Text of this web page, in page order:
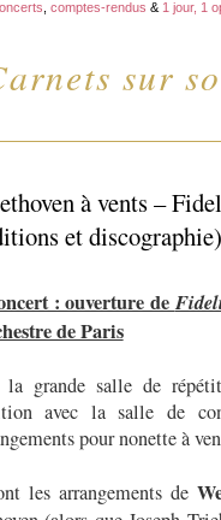
sur
comptes-rendus & 1 jour, 1
à vents –
et discographie)
: ouverture de
de Paris
la grande salle de
avec la salle de
pour nonette à
les arrangements de